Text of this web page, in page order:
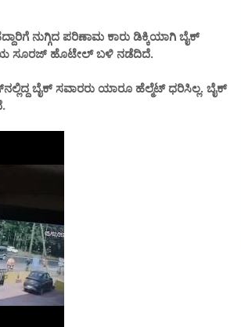
ನುಗ್ಗಿದ ಪರಿಣಾಮ ಕಾರು ಡಿಕ್ಕಿಯಾಗಿ ಬೈಕ್
ಸೂರಜ್ ಹೊಟೇಲ್ ಬಳಿ ನಡೆದಿದೆ.
ಬೈಕ್ ಸವಾರರು ಯಾರೂ ಹೆಲ್ಮೆಟ್ ಧರಿಸಿಲ್ಲ. ಬೈಕ್